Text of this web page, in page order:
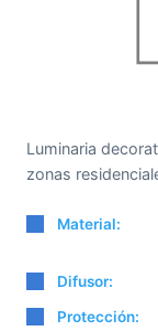
Luminaria
zonas
Material:
Difusor:
Protección: